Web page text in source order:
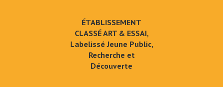
ÉTABLISSEMENT
CLASSÉ ART & ESSAI,
Labelissé Jeune Public,
Recherche et
Découverte